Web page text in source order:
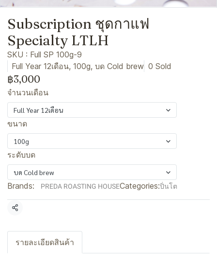
Subscription ชุดกาแฟ
Specialty LTLH
SKU : Full SP 100g-9
Full Year 12เดือน, 100g, บด Cold brew 0 Sold
฿3,000
จำนวนเดือน
Full Year 12เดือน
ขนาด
100g
ระดับบด
บด Cold brew
Brands: PREDA ROASTING HOUSECategories:ปิ่นโต
Share
รายละเอียดสินค้า